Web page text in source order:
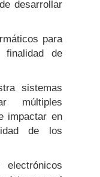
desarrollar
para
finalidad de
sistemas
múltiples
impactar en
de los